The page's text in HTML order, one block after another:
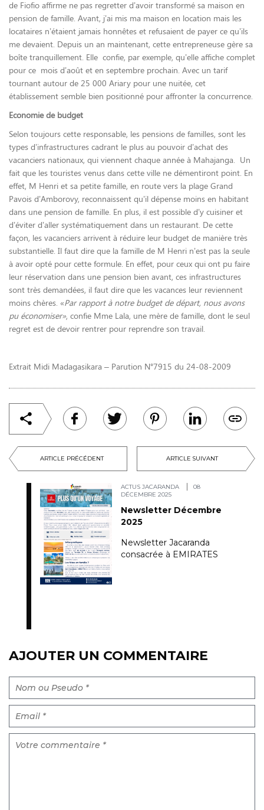
ARTICLE PRÉCÉDENT ARTICLE SUIVANT
ACTUS JACARANDA
08
DÉCEMBRE 2025
Newsletter Décembre
2025
Newsletter Jacaranda
consacrée à EMIRATES
de Fiofio affirme ne pas regretter d’avoir transformé sa maison en
pension de famille. Avant, j’ai mis ma maison en location mais les
locataires n’étaient jamais honnêtes et refusaient de payer ce qu’ils
me devaient. Depuis un an maintenant, cette entrepreneuse gère sa
boîte tranquillement. Elle confie, par exemple, qu’elle affiche complet
pour ce mois d’août et en septembre prochain. Avec un tarif
tournant autour de 25 000 Ariary pour une nuitée, cet
établissement semble bien positionné pour affronter la concurrence.
Economie de budget
Selon toujours cette responsable, les pensions de familles, sont les
types d’infrastructures cadrant le plus au pouvoir d’achat des
vacanciers nationaux, qui viennent chaque année à Mahajanga. Un
fait que les touristes venus dans cette ville ne démentiront point. En
effet, M Henri et sa petite famille, en route vers la plage Grand
Pavois d’Amborovy, reconnaissent qu’il dépense moins en habitant
dans une pension de famille. En plus, il est possible d’y cuisiner et
d’éviter d’aller systématiquement dans un restaurant. De cette
façon, les vacanciers arrivent à réduire leur budget de manière très
substantielle. Il faut dire que la famille de M Henri n’est pas la seule
à avoir opté pour cette formule. En effet, pour ceux qui ont pu faire
leur réservation dans une pension bien avant, ces infrastructures
sont très demandées, il faut dire que les vacances leur reviennent
moins chères. «Par rapport à notre budget de départ, nous avons
pu économiser», confie Mme Lala, une mère de famille, dont le seul
regret est de devoir rentrer pour reprendre son travail.
Extrait Midi Madagasikara – Parution N°7915 du 24-08-2009
AJOUTER UN COMMENTAIRE